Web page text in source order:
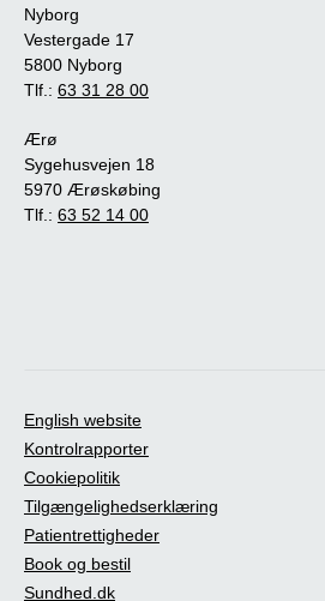
Nyborg
Vestergade 17
5800 Nyborg
Tlf.: 63 31 28 00
Ærø
Sygehusvejen 18
5970 Ærøskøbing
Tlf.: 63 52 14 00
English website
Kontrolrapporter
Cookiepolitik
Tilgængelighedserklæring
Patientrettigheder
Book og bestil
Sundhed.dk